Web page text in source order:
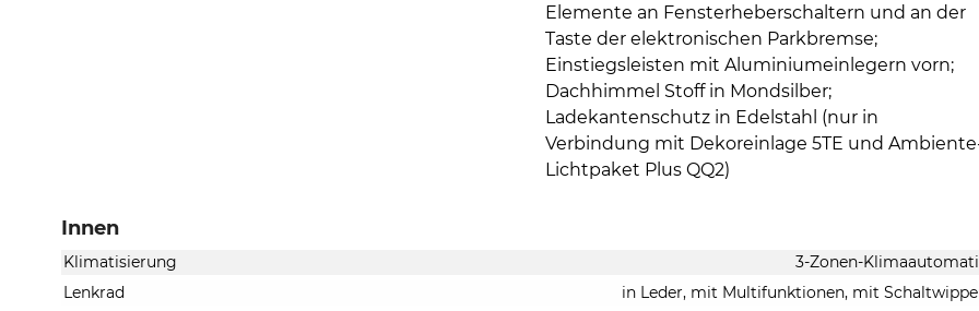
Elemente an Fensterheberschaltern und an der
Taste der elektronischen Parkbremse;
Einstiegsleisten mit Aluminiumeinlegern vorn;
Dachhimmel Stoff in Mondsilber;
Ladekantenschutz in Edelstahl (nur in
Verbindung mit Dekoreinlage 5TE und
Lichtpaket Plus QQ2)
Innen
Klimatisierung
3-Zonen-
Lenkrad
in Leder, mit Multifunktionen, mit